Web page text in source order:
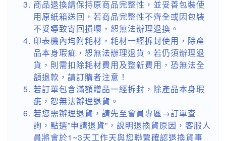
商品退換請保持原商品完整性，並妥善包裝使
用原紙箱送回，若商品完整性不齊全或因包裝
不妥導致寄回損壞，恕無法辦理退換。
印表機內均附耗材，耗材一經拆封使用，除產
品本身瑕疵，恕無法辦理退貨。若仍須辦理退
貨，則需扣除耗材費用及整新費用，恐無法全
額退款，請訂購者注意！
若訂單包含滿額贈品一經拆封，除產品本身瑕
疵，恕無法辦理退貨。
若您需辦理退貨，請先至會員專區→訂單查
詢，點選”申請退貨”，說明退換貨原因，客服人
員將會於1~3天工作天與您聯繫確認退換貨事